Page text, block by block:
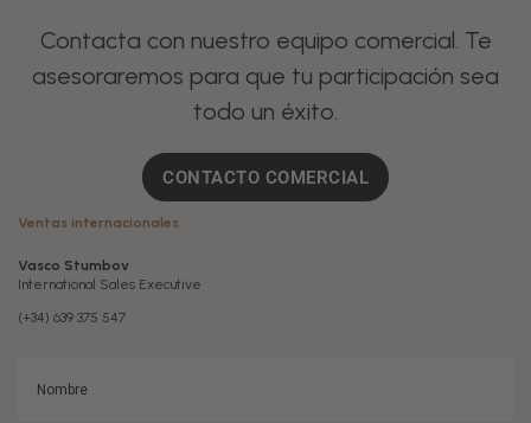
Contacta con nuestro equipo comercial. Te
asesoraremos para que tu participación sea
todo un éxito.
CONTACTO COMERCIAL
Ventas internacionales
Vasco Stumbov
International Sales Executive
(+34) 639 375 547